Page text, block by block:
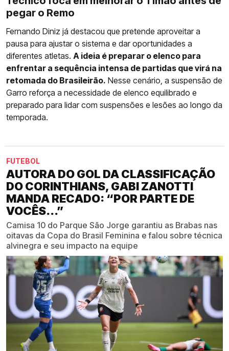
pegar o Remo
Fernando Diniz já destacou que pretende aproveitar a
pausa para ajustar o sistema e dar oportunidades a
diferentes atletas. A ideia é preparar o elenco para
enfrentar a sequência intensa de partidas que virá na
retomada do Brasileirão. Nesse cenário, a suspensão de
Garro reforça a necessidade de elenco equilibrado e
preparado para lidar com suspensões e lesões ao longo da
temporada.
FUTEBOL
AUTORA DO GOL DA CLASSIFICAÇÃO
DO CORINTHIANS, GABI ZANOTTI
MANDA RECADO: “POR PARTE DE
VOCÊS...”
Camisa 10 do Parque São Jorge garantiu as Brabas nas
oitavas da Copa do Brasil Feminina e falou sobre técnica
alvinegra e seu impacto na equipe